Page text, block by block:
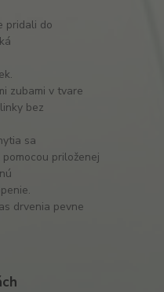
pridali do
zubami v tvare
bez
sa
priloženej
drvenia pevne